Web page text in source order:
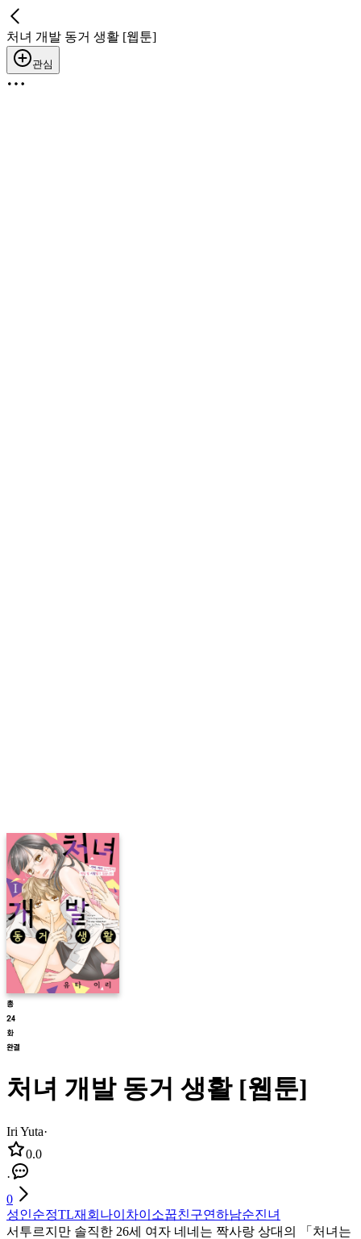
처녀 개발 동거 생활 [웹툰]
관심
처녀 개발 동거 생활 [웹툰]
Iri Yuta·
0.0
·
0
성인순정TL재회 나이차이 소꿉친구연하남순진녀
서투르지만 솔직한 26세 여자 네네는 짝사랑 상대의 「처녀는